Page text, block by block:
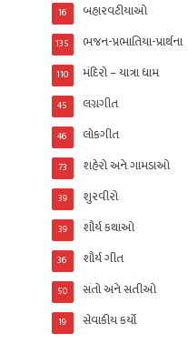
બહારવટીયાઓ
16
ભજન-પ્રભાતિયા-પ્રાર્થના
135
મંદિરો – યાત્રા ધામ
110
લગ્નગીત
45
લોકગીત
46
શહેરો અને ગામડાઓ
73
શુરવીરો
39
શૌર્ય કથાઓ
39
શૌર્ય ગીત
36
સંતો અને સતીઓ
50
સેવાકીય કર્યો
19